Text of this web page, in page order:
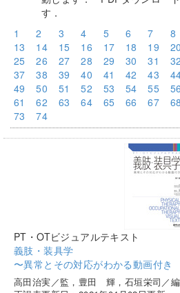
す．
1
2 3 4 5 6 7 8
13
14 15 16 17 18 19 20
25
26 27 28 29 30 31 32
37
38 39 40 41 42 43
49
50 51 52 53 54 55 56
61
62 63 64 65 66 67 68
73
74
PT・OTビジュアルテキスト
義肢・装具学
〜異常とその対応がわかる動画付き
高田治実／監，豊田 輝，石垣栄司／編